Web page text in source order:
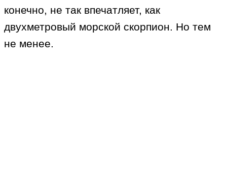
конечно, не так впечатляет, как
двухметровый морской скорпион. Но тем
не менее.